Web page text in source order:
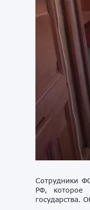
Сотрудники
РФ, которое
государства.